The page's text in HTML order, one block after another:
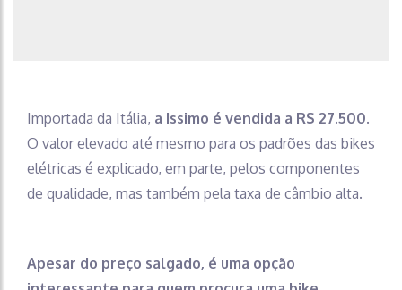
Importada da Itália, a Issimo é vendida a R$ 27.500.
O valor elevado até mesmo para os padrões das bikes
elétricas é explicado, em parte, pelos componentes
de qualidade, mas também pela taxa de câmbio alta.
Apesar do preço salgado, é uma opção